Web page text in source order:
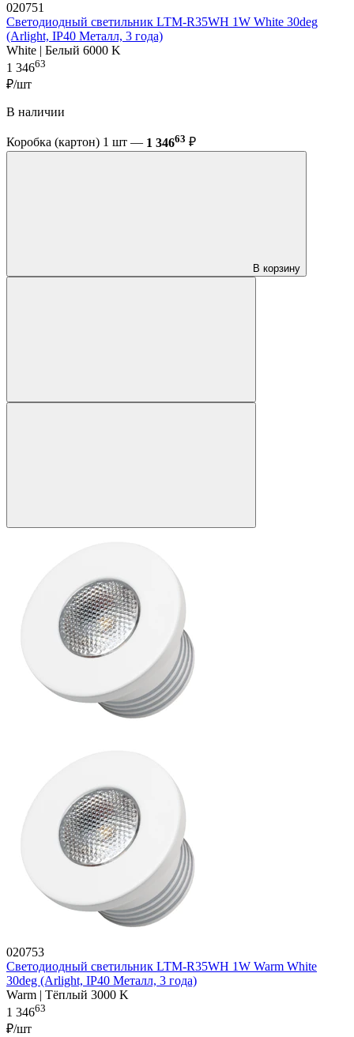
020751
Светодиодный светильник LTM-R35WH 1W White 30deg
(Arlight, IP40 Металл, 3 года)
White | Белый 6000 K
1 34663
₽/шт
В наличии
Коробка (картон) 1 шт — 1 34663 ₽
В корзину
020753
Светодиодный светильник LTM-R35WH 1W Warm White
30deg (Arlight, IP40 Металл, 3 года)
Warm | Тёплый 3000 K
1 34663
₽/шт